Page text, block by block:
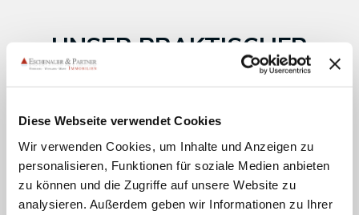
Diese Webseite verwendet Cookies
Wir verwenden Cookies, um Inhalte und Anzeigen zu
personalisieren, Funktionen für soziale Medien anbieten
zu können und die Zugriffe auf unsere Website zu
analysieren. Außerdem geben wir Informationen zu Ihrer
UNSER PRAKTISCHER
RÜCKRUF-SERVICE
Hinterlassen Sie uns eine kurze Nachricht über unser
Kontaktformular und Ihr passender Ansprechpartner wird
sich bei Ihnen melden.
Das Team von Eschenauer & Partner Immobilien freut
sich über Ihre Kontaktaufnahme.